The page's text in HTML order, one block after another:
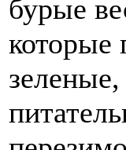
бурые
которые